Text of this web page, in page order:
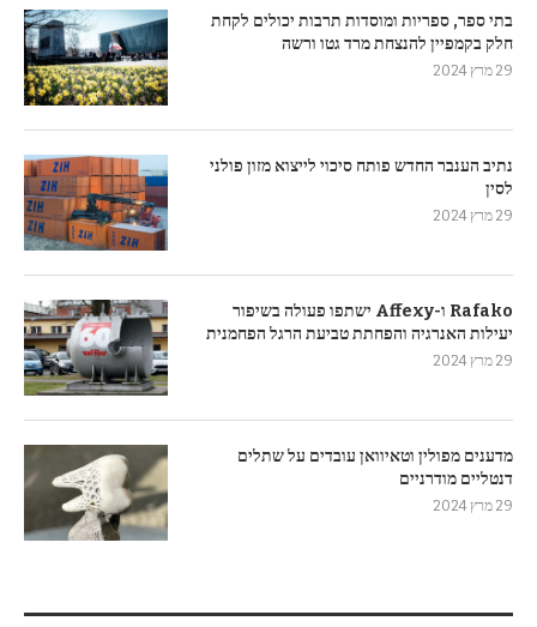
בתי ספר, ספריות ומוסדות תרבות יכולים לקחת
חלק בקמפיין להנצחת מרד גטו ורשה
29 מרץ 2024
נתיב הענבר החדש פותח סיכוי לייצוא מזון פולני
לסין
29 מרץ 2024
Rafako ו-Affexy ישתפו פעולה בשיפור
יעילות האנרגיה והפחתת טביעת הרגל הפחמנית
29 מרץ 2024
מדענים מפולין וטאיוואן עובדים על שתלים
דנטליים מודרניים
29 מרץ 2024